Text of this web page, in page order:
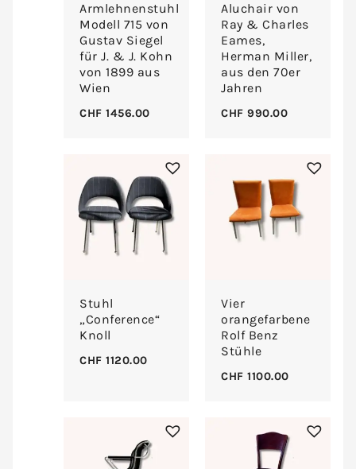
Armlehnenstuhl
Modell 715 von
Gustav Siegel
für J. & J. Kohn
von 1899 aus
Wien
CHF 1456.00
Aluchair von
Ray & Charles
Eames,
Herman Miller,
aus den 70er
Jahren
CHF 990.00
Stuhl
„Conference“
Knoll
CHF 1120.00
Vier
orangefarbene
Rolf Benz
Stühle
CHF 1100.00